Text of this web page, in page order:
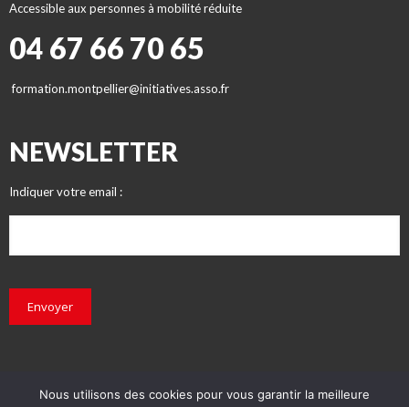
Accessible aux personnes à mobilité réduite
04 67 66 70 65
formation.montpellier@initiatives.asso.fr
NEWSLETTER
Indiquer votre email :
Envoyer
Nous utilisons des cookies pour vous garantir la meilleure